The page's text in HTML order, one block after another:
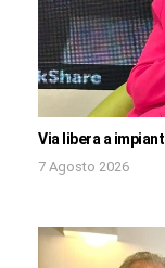
Via libera a
7 Agosto 2026